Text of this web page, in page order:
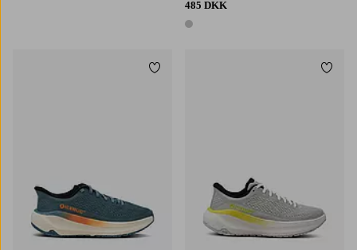
485 DKK
1 farve
Tilføj til favoritter